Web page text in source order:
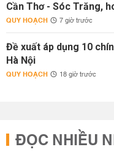
Cần Thơ - Sóc Trăng,
QUY HOẠCH 7 giờ trước
Đề xuất áp dụng 10
Hà Nội
QUY HOẠCH 18 giờ trước
ĐỌC NHIỀU